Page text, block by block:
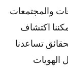
والمجتمعات
اكتشاف
تساعدنا
الهويات